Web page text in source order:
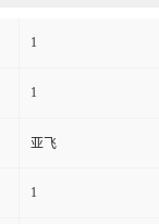
1
1
亚飞
1